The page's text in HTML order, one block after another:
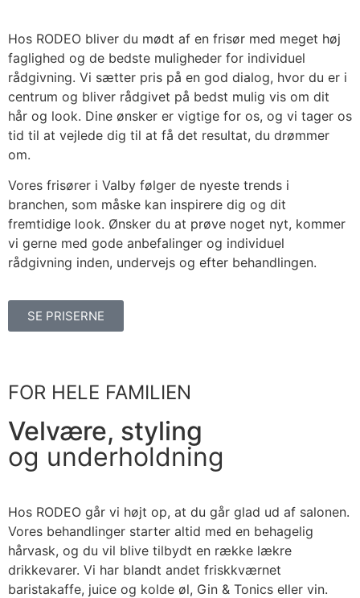
Hos RODEO bliver du mødt af en frisør med meget høj
faglighed og de bedste muligheder for individuel
rådgivning. Vi sætter pris på en god dialog, hvor du er i
centrum og bliver rådgivet på bedst mulig vis om dit
hår og look. Dine ønsker er vigtige for os, og vi tager os
tid til at vejlede dig til at få det resultat, du drømmer
om.
Vores frisører i Valby følger de nyeste trends i
branchen, som måske kan inspirere dig og dit
fremtidige look. Ønsker du at prøve noget nyt, kommer
vi gerne med gode anbefalinger og individuel
rådgivning inden, undervejs og efter behandlingen.
SE PRISERNE
FOR HELE FAMILIEN
Velvære, styling
og underholdning
Hos RODEO går vi højt op, at du går glad ud af salonen.
Vores behandlinger starter altid med en behagelig
hårvask, og du vil blive tilbydt en række lækre
drikkevarer. Vi har blandt andet friskkværnet
baristakaffe, juice og kolde øl, Gin & Tonics eller vin.